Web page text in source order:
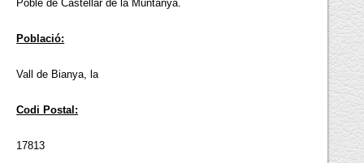
Poble de Castellar de la Muntanya.
Població:
Vall de Bianya, la
Codi Postal:
17813